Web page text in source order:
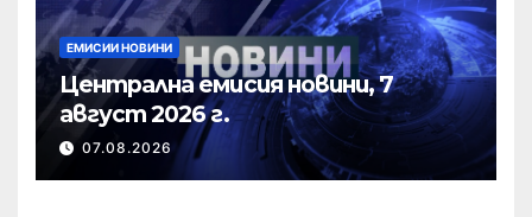
ЕМИСИИ НОВИНИ
Централна емисия новини, 7
август 2026 г.
07.08.2026